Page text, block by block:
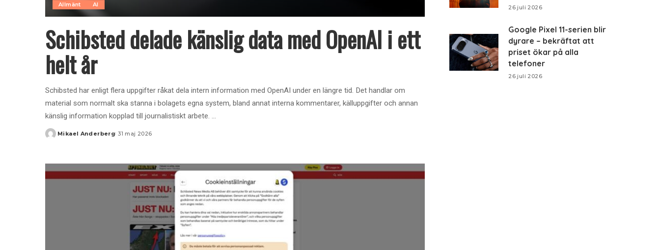
Allmänt AI
Schibsted delade känslig data med OpenAI i ett
helt år
Schibsted har enligt flera uppgifter råkat dela intern information med OpenAI under en längre tid. Det handlar om
material som normalt ska stanna i bolagets egna system, bland annat interna kommentarer, källuppgifter och annan
känslig information kopplad till journalistiskt arbete. ...
Posted
Mikael Anderberg 31 maj 2026
26 juli 2026
Google Pixel 11-serien blir
dyrare – bekräftat att
priset ökar på alla
telefoner
26 juli 2026